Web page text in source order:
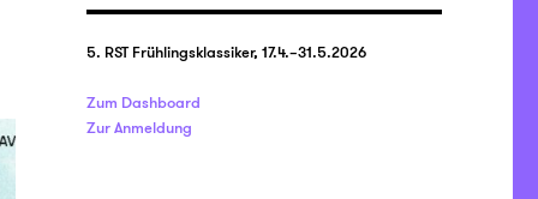
5. RST Frühlingsklassiker, 17.4.–31.5.2026
Zum Dashboard
Zur Anmeldung